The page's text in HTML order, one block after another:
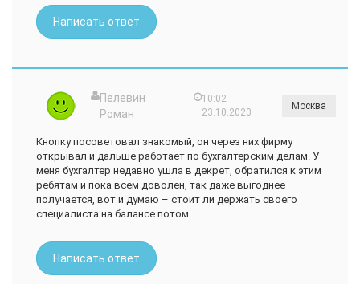
Написать ответ
Пелевин
Роман
10:02
23.10.2020
Москва
Кнопку посоветовал знакомый, он через них фирму
открывал и дальше работает по бухгалтерским делам. У
меня бухгалтер недавно ушла в декрет, обратился к этим
ребятам и пока всем доволен, так даже выгоднее
получается, вот и думаю – стоит ли держать своего
специалиста на балансе потом.
Написать ответ